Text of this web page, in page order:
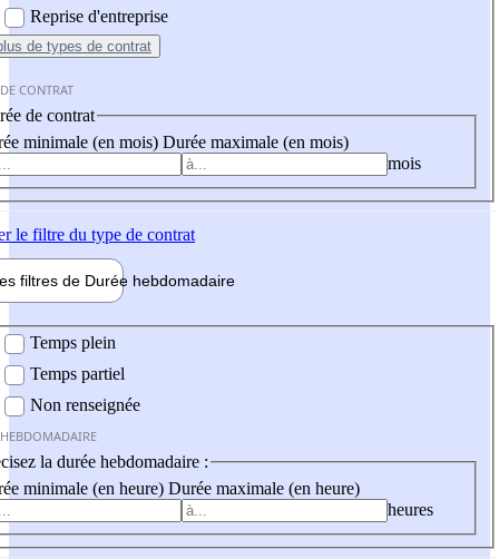
Reprise d'entreprise
de types de contrat
CONTRAT
de contrat
minimale (en mois) Durée maximale (en mois)
mois
le filtre du type de contrat
filtres de Durée hebdomadaire
Temps plein
Temps partiel
Non renseignée
la durée hebdomadaire :
minimale (en heure) Durée maximale (en heure)
heures